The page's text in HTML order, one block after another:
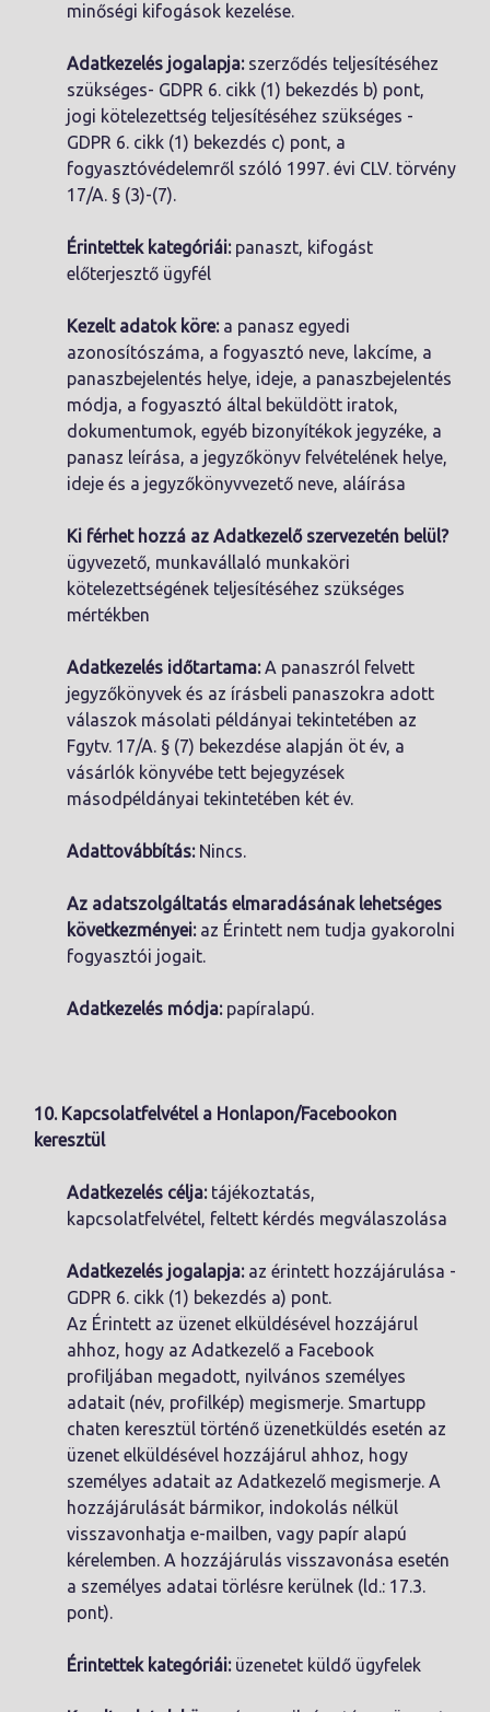
minőségi kifogások kezelése.
Adatkezelés jogalapja:szerződés teljesítéséhez
szükséges- GDPR 6. cikk (1) bekezdés b) pont,
jogi kötelezettség teljesítéséhez szükséges -
GDPR 6. cikk (1) bekezdés c) pont, a
fogyasztóvédelemről szóló 1997. évi CLV. törvény
17/A. § (3)-(7).
Érintettek kategóriái: panaszt, kifogást
előterjesztő ügyfél
Kezelt adatok köre:a panasz egyedi
azonosítószáma, a fogyasztó neve, lakcíme, a
panaszbejelentés helye, ideje, a panaszbejelentés
módja, a fogyasztó által beküldött iratok,
dokumentumok, egyéb bizonyítékok jegyzéke, a
panasz leírása, a jegyzőkönyv felvételének helye,
ideje és a jegyzőkönyvvezető neve, aláírása
Ki férhet hozzá az Adatkezelő szervezetén belül?
ügyvezető, munkavállaló munkaköri
kötelezettségének teljesítéséhez szükséges
mértékben
Adatkezelés időtartama:A panaszról felvett
jegyzőkönyvek és az írásbeli panaszokra adott
válaszok másolati példányai tekintetében az
Fgytv. 17/A. § (7) bekezdése alapján öt év, a
vásárlók könyvébe tett bejegyzések
másodpéldányai tekintetében két év.
Adattovábbítás: Nincs.
Az adatszolgáltatás elmaradásának lehetséges
következményei: az Érintett nem tudja gyakorolni
fogyasztói jogait.
Adatkezelés módja:papíralapú.
10. Kapcsolatfelvétel a Honlapon/Facebookon
keresztül
Adatkezelés célja: tájékoztatás,
kapcsolatfelvétel, feltett kérdés megválaszolása
Adatkezelés jogalapja: az érintett hozzájárulása -
GDPR 6. cikk (1) bekezdés a) pont.
Az Érintett az üzenet elküldésével hozzájárul
ahhoz, hogy az Adatkezelő a Facebook
profiljában megadott, nyilvános személyes
adatait (név, profilkép) megismerje. Smartupp
chaten keresztül történő üzenetküldés esetén az
üzenet elküldésével hozzájárul ahhoz, hogy
személyes adatait az Adatkezelő megismerje. A
hozzájárulását bármikor, indokolás nélkül
visszavonhatja e-mailben, vagy papír alapú
kérelemben. A hozzájárulás visszavonása esetén
a személyes adatai törlésre kerülnek (ld.: 17.3.
pont).
Érintettek kategóriái: üzenetet küldő ügyfelek